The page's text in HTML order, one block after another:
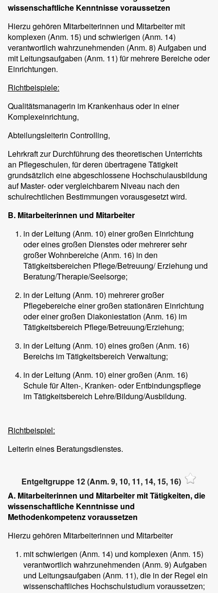
wissenschaftliche Kenntnisse voraussetzen
Hierzu gehören Mitarbeiterinnen und Mitarbeiter mit
komplexen (Anm. 15) und schwierigen (Anm. 14)
verantwortlich wahrzunehmenden (Anm. 8) Aufgaben und
mit Leitungsaufgaben (Anm. 11) für mehrere Bereiche oder
Einrichtungen.
Richtbeispiele:
Qualitätsmanagerin im Krankenhaus oder in einer
Komplexeinrichtung,
Abteilungsleiterin Controlling,
Lehrkraft zur Durchführung des theoretischen Unterrichts
an Pflegeschulen, für deren übertragene Tätigkeit
grundsätzlich eine abgeschlossene Hochschulausbildung
auf Master- oder vergleichbarem Niveau nach den
schulrechtlichen Bestimmungen vorausgesetzt wird.
B. Mitarbeiterinnen und Mitarbeiter
in der Leitung (Anm. 10) einer großen Einrichtung
oder eines großen Dienstes oder mehrerer sehr
großer Wohnbereiche (Anm. 16) in den
Tätigkeitsbereichen Pflege/Betreuung/ Erziehung und
Beratung/Therapie/Seelsorge;
in der Leitung (Anm. 10) mehrerer großer
Pflegebereiche einer großen stationären Einrichtung
oder einer großen Diakoniestation (Anm. 16) im
Tätigkeitsbereich Pflege/Betreuung/Erziehung;
in der Leitung (Anm. 10) eines großen (Anm. 16)
Bereichs im Tätigkeitsbereich Verwaltung;
in der Leitung (Anm. 10) einer großen (Anm. 16)
Schule für Alten-, Kranken- oder Entbindungspflege
im Tätigkeitsbereich Lehre/Bildung/Ausbildung.
Richtbeispiel:
Leiterin eines Beratungsdienstes.
Entgeltgruppe 12 (Anm. 9, 10, 11, 14, 15, 16)
A. Mitarbeiterinnen und Mitarbeiter mit Tätigkeiten, die
wissenschaftliche Kenntnisse und
Methodenkompetenz voraussetzen
Hierzu gehören Mitarbeiterinnen und Mitarbeiter
mit schwierigen (Anm. 14) und komplexen (Anm. 15)
verantwortlich wahrzunehmenden (Anm. 9) Aufgaben
und Leitungsaufgaben (Anm. 11), die in der Regel ein
wissenschaftliches Hochschulstudium voraussetzen;